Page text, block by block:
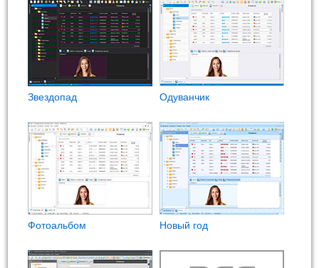
Звездопад Одуванчик
Фотоальбом Новый год